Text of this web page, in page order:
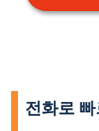
전화로